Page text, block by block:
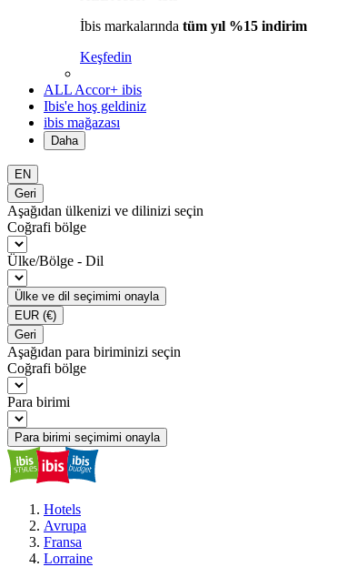
İbis markalarında tüm yıl %15 indirim
Keşfedin
ALL Accor+ ibis
Ibis'e hoş geldiniz
ibis mağazası
Daha
EN
Geri
Aşağıdan ülkenizi ve dilinizi seçin
Coğrafi bölge
Ülke/Bölge - Dil
Ülke ve dil seçimimi onayla
EUR (€)
Geri
Aşağıdan para biriminizi seçin
Coğrafi bölge
Para birimi
Para birimi seçimimi onayla
Hotels
Avrupa
Fransa
Lorraine